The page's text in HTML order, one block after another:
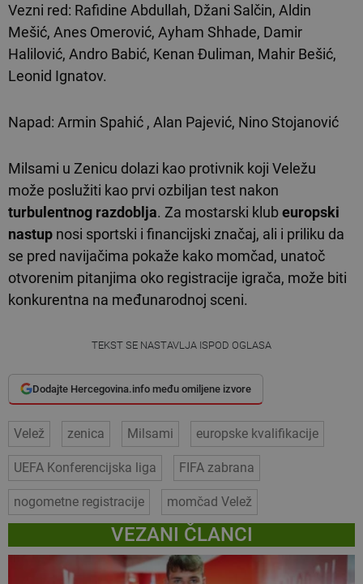
Vezni red: Rafidine Abdullah, Džani Salčin, Aldin
Mešić, Anes Omerović, Ayham Shhade, Damir
Halilović, Andro Babić, Kenan Đuliman, Mahir Bešić,
Leonid Ignatov.
Napad: Armin Spahić , Alan Pajević, Nino Stojanović
Milsami u Zenicu dolazi kao protivnik koji Veležu
može poslužiti kao prvi ozbiljan test nakon
turbulentnog razdoblja. Za mostarski klubeuropski
nastup nosi sportski i financijski značaj, ali i priliku da
se pred navijačima pokaže kako momčad, unatoč
otvorenim pitanjima oko registracije igrača, može biti
konkurentna na međunarodnoj sceni.
TEKST SE NASTAVLJA ISPOD OGLASA
Dodajte Hercegovina.info među omiljene izvore
Velež zenica Milsami europske kvalifikacije
UEFA Konferencijska liga FIFA zabrana
nogometne registracije momčad Velež
VEZANI ČLANCI